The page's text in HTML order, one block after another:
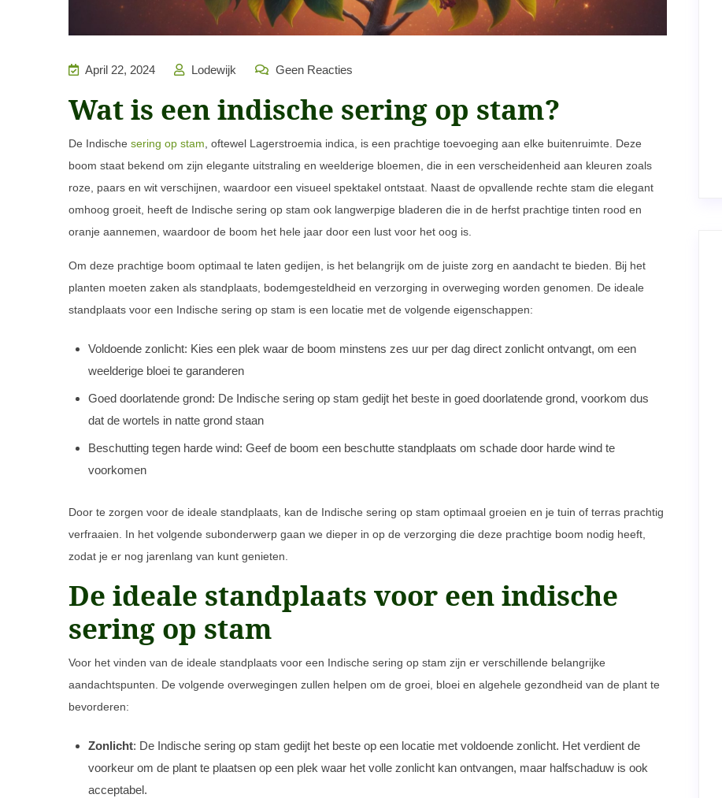
April 22, 2024 Lodewijk Geen Reacties
Wat is een indische sering op stam?
De Indische sering op stam, oftewel Lagerstroemia indica, is een prachtige toevoeging aan elke buitenruimte. Deze
boom staat bekend om zijn elegante uitstraling en weelderige bloemen, die in een verscheidenheid aan kleuren zoals
roze, paars en wit verschijnen, waardoor een visueel spektakel ontstaat. Naast de opvallende rechte stam die elegant
omhoog groeit, heeft de Indische sering op stam ook langwerpige bladeren die in de herfst prachtige tinten rood en
oranje aannemen, waardoor de boom het hele jaar door een lust voor het oog is.
Om deze prachtige boom optimaal te laten gedijen, is het belangrijk om de juiste zorg en aandacht te bieden. Bij het
planten moeten zaken als standplaats, bodemgesteldheid en verzorging in overweging worden genomen. De ideale
standplaats voor een Indische sering op stam is een locatie met de volgende eigenschappen:
Voldoende zonlicht: Kies een plek waar de boom minstens zes uur per dag direct zonlicht ontvangt, om een
weelderige bloei te garanderen
Goed doorlatende grond: De Indische sering op stam gedijt het beste in goed doorlatende grond, voorkom dus
dat de wortels in natte grond staan
Beschutting tegen harde wind: Geef de boom een beschutte standplaats om schade door harde wind te
voorkomen
Door te zorgen voor de ideale standplaats, kan de Indische sering op stam optimaal groeien en je tuin of terras prachtig
verfraaien. In het volgende subonderwerp gaan we dieper in op de verzorging die deze prachtige boom nodig heeft,
zodat je er nog jarenlang van kunt genieten.
De ideale standplaats voor een indische
sering op stam
Voor het vinden van de ideale standplaats voor een Indische sering op stam zijn er verschillende belangrijke
aandachtspunten. De volgende overwegingen zullen helpen om de groei, bloei en algehele gezondheid van de plant te
bevorderen:
Zonlicht: De Indische sering op stam gedijt het beste op een locatie met voldoende zonlicht. Het verdient de
voorkeur om de plant te plaatsen op een plek waar het volle zonlicht kan ontvangen, maar halfschaduw is ook
acceptabel.